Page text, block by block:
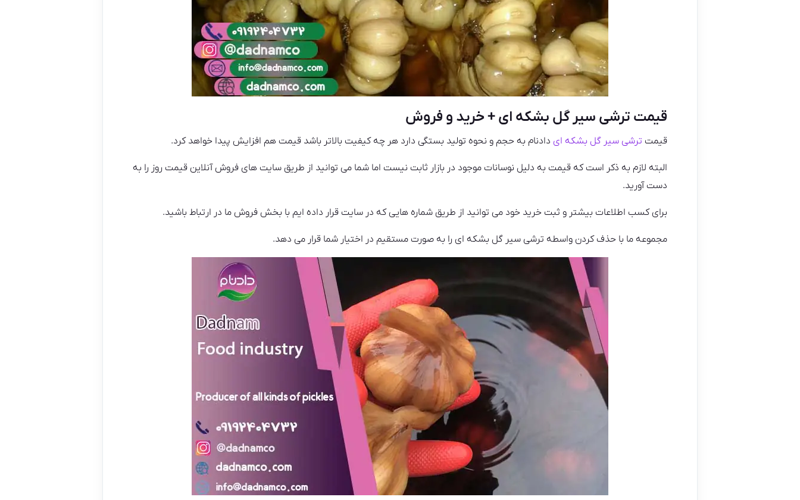
قیمت ترشی سیر گل بشکه ای + خرید و فروش
قیمت ترشی سیر گل بشکه ای دادنام به حجم و نحوه تولید بستگی دارد هر چه کیفیت بالاتر باشد قیمت هم افزایش پیدا خواهد کرد.
البته لازم به ذکر است که قیمت به دلیل نوسانات موجود در بازار ثابت نیست اما شما می توانید از طریق سایت های فروش آنلاین قیمت روز را به
دست آورید.
برای کسب اطلاعات بیشتر و ثبت خرید خود می توانید از طریق شماره هایی که در سایت قرار داده ایم با بخش فروش ما در ارتباط باشید.
مجموعه ما با حذف کردن واسطه ترشی سیر گل بشکه ای را به صورت مستقیم در اختیار شما قرار می دهد.